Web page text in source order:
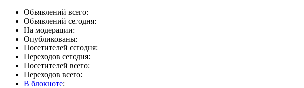
Объявлений всего:
Объявлений сегодня:
На модерации:
Опубликованы:
Посетителей сегодня:
Переходов сегодня:
Посетителей всего:
Переходов всего:
В блокноте: